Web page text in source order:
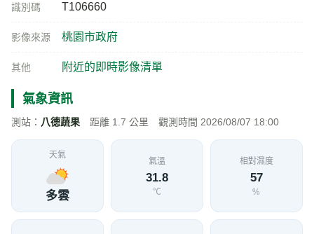
識別碼 T106660
影像來源 桃園市政府
其他 附近的即時影像清單
氣象資訊
測站： 八德蔬果 距離 1.7 公里 觀測時間 2026/08/07 18:00
天氣
多雲
氣溫
31.8
℃
相對濕度
57
%